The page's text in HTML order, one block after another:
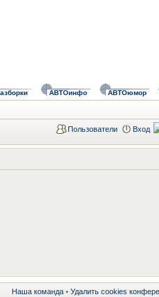
АВТОинфо АВТОюмор
Пользователи Вход
Наша команда • Удалить cookies